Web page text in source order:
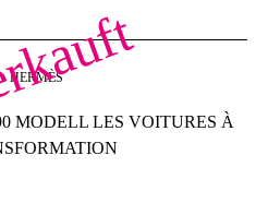
HERMÈS
MODELL LES VOITURES À